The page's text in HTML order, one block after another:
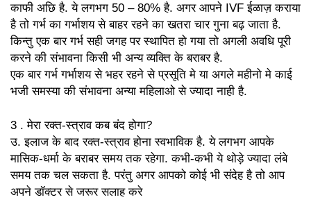
French German
Greek Gujarati
Hebrew Hungarian
Kiswahili
Kurdish
Macedonian Maswali
काफी अछि है. ये लगभग 50 – 80% है. अगर आपने IVF ईळाज़ कराया
है तो गर्भ का गर्भाशय से बाहर रहने का खतरा चार गुना बढ़ जाता है.
किन्तु एक बार गर्भ सही जगह पर स्थापित हो गया तो अगली अवधि पूरी
करने की संभावना किसी भी अन्य व्यक्ति के बराबर है.
एक बार गर्भ गर्भाशय से भहर रहने से प्रसूति मे या अगले महीनो मे काई
भजी समस्या की संभावना अन्या महिलाओ से ज्यादा नाही है.
3 . मेरा रक्त-स्त्राव कब बंद होगा?
उ. इलाज के बाद रक्त-स्त्राव होना स्वभाविक है. ये लगभग आपके
मासिक-धर्मा के बराबर समय तक रहेगा. कभी-कभी ये थोड़े ज्यादा लंबे
समय तक चल सकता है. परंतु अगर आपको कोई भी संदेह है तो आप
अपने डॉक्टर से जरूर सलाह करे